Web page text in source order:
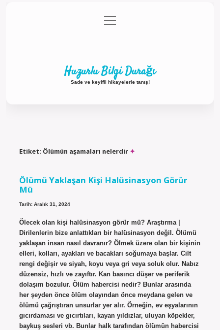
Gizlilik Politikası
menüyü
aç
Huzurlu Bilgi Durağı
Sade ve keyifli hikayelerle tanış!
Etiket: Ölümün aşamaları nelerdir
Ölümü Yaklaşan Kişi Halüsinasyon Görür
Mü
Tarih: Aralık 31, 2024
Ölecek olan kişi halüsinasyon görür mü? Araştırma |
Dirilenlerin bize anlattıkları bir halüsinasyon değil. Ölümü
yaklaşan insan nasıl davranır? Ölmek üzere olan bir kişinin
elleri, kolları, ayakları ve bacakları soğumaya başlar. Cilt
rengi değişir ve siyah, koyu veya gri veya soluk olur. Nabız
düzensiz, hızlı ve zayıftır. Kan basıncı düşer ve periferik
dolaşım bozulur. Ölüm habercisi nedir? Bunlar arasında
her şeyden önce ölüm olayından önce meydana gelen ve
ölümü çağrıştıran unsurlar yer alır. Örneğin, ev eşyalarının
gıcırdaması ve gıcırtıları, kayan yıldızlar, uluyan köpekler,
baykuş sesleri vb. Bunlar halk tarafından ölümün habercisi